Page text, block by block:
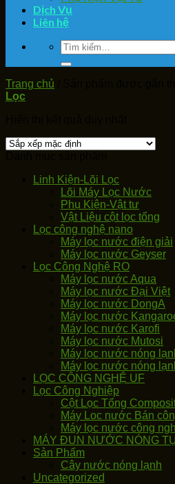
Dịch Vụ
Liên hệ
Tìm
kiếm:
Trang chủ
Lọc
Linh Kiện-Lõi Lọc
Lõi Máy Lọc Nước
Phụ Kiện-Vật tư
Vật Liệu cột lọc tổng
Lọc công nghệ nano
Máy lọc nước điện giải
Máy lọc nước Geyser
Lọc Công Nghệ RO
Máy lọc nước Aqua
Máy lọc nước Đại Việt
Máy lọc nước DongA
Máy lọc nước
Máy lọc nước Karofi
Máy lọc nước Mutosi
Máy lọc nước nóng
Máy lọc nước nóng
LỌC CÔNG NGHỆ UF
Lọc Công Nghiệp
Cột Lọc Tổng
Máy Loc nước Bán
Máy lọc nước công
MÁY ĐUN NƯỚC NÓNG
Sản Phẩm
Cây nước nóng lạnh
Uncategorized